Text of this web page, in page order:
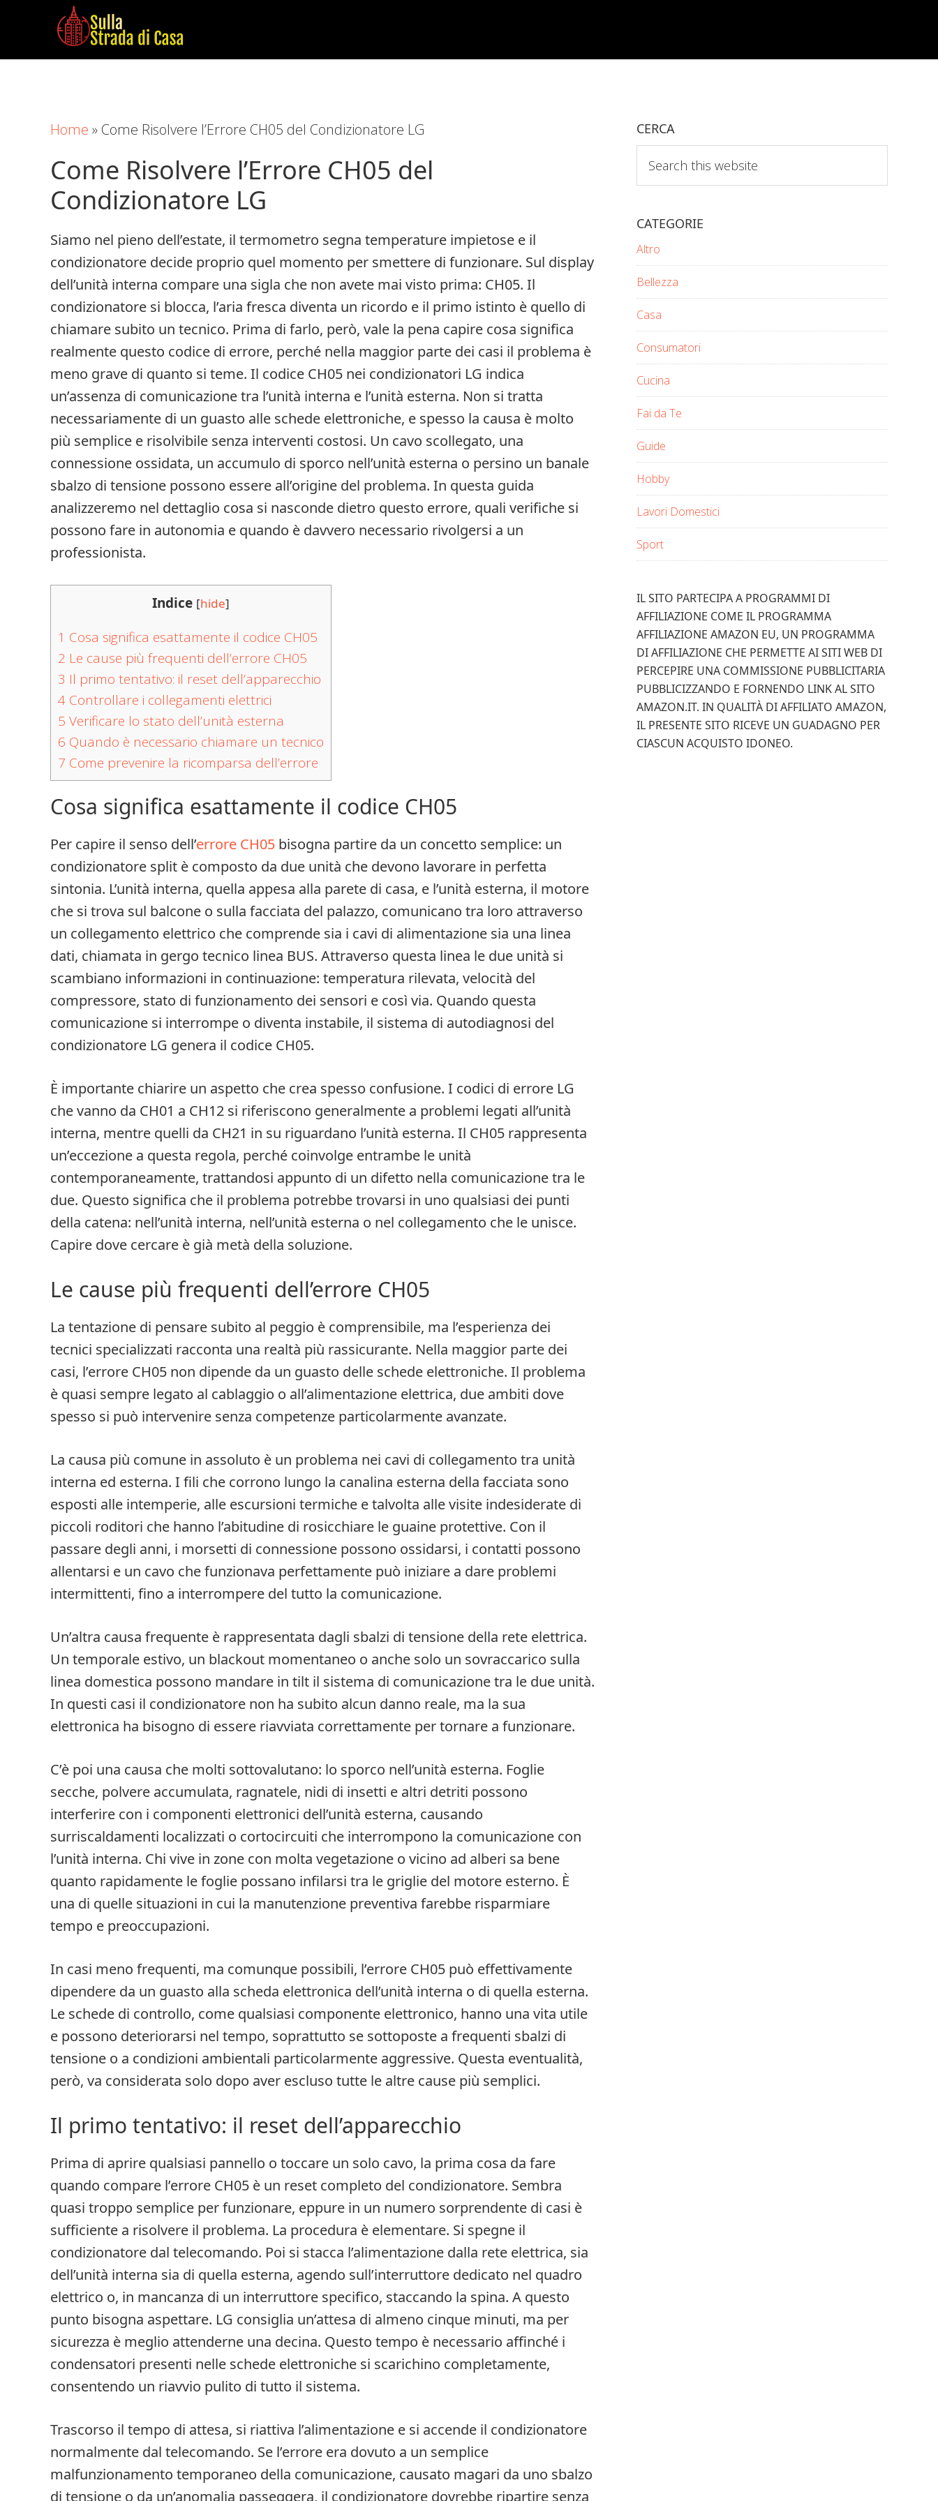
main
primary
footer
Sulla
in
Home » Come Risolvere l’Errore CH05 del Condizionatore LG
Come Risolvere l’Errore CH05 del
Condizionatore LG
Siamo nel pieno dell’estate, il termometro segna temperature impietose e il
condizionatore decide proprio quel momento per smettere di funzionare. Sul display
dell’unità interna compare una sigla che non avete mai visto prima: CH05. Il
condizionatore si blocca, l’aria fresca diventa un ricordo e il primo istinto è quello di
chiamare subito un tecnico. Prima di farlo, però, vale la pena capire cosa significa
realmente questo codice di errore, perché nella maggior parte dei casi il problema è
meno grave di quanto si teme. Il codice CH05 nei condizionatori LG indica
un’assenza di comunicazione tra l’unità interna e l’unità esterna. Non si tratta
necessariamente di un guasto alle schede elettroniche, e spesso la causa è molto
più semplice e risolvibile senza interventi costosi. Un cavo scollegato, una
connessione ossidata, un accumulo di sporco nell’unità esterna o persino un banale
sbalzo di tensione possono essere all’origine del problema. In questa guida
analizzeremo nel dettaglio cosa si nasconde dietro questo errore, quali verifiche si
possono fare in autonomia e quando è davvero necessario rivolgersi a un
professionista.
Indice [hide]
1 Cosa significa esattamente il codice CH05
2 Le cause più frequenti dell’errore CH05
3 Il primo tentativo: il reset dell’apparecchio
4 Controllare i collegamenti elettrici
5 Verificare lo stato dell’unità esterna
6 Quando è necessario chiamare un tecnico
7 Come prevenire la ricomparsa dell’errore
Cosa significa esattamente il codice CH05
Per capire il senso dell’errore CH05 bisogna partire da un concetto semplice: un
condizionatore split è composto da due unità che devono lavorare in perfetta
sintonia. L’unità interna, quella appesa alla parete di casa, e l’unità esterna, il motore
che si trova sul balcone o sulla facciata del palazzo, comunicano tra loro attraverso
un collegamento elettrico che comprende sia i cavi di alimentazione sia una linea
dati, chiamata in gergo tecnico linea BUS. Attraverso questa linea le due unità si
scambiano informazioni in continuazione: temperatura rilevata, velocità del
compressore, stato di funzionamento dei sensori e così via. Quando questa
comunicazione si interrompe o diventa instabile, il sistema di autodiagnosi del
condizionatore LG genera il codice CH05.
È importante chiarire un aspetto che crea spesso confusione. I codici di errore LG
che vanno da CH01 a CH12 si riferiscono generalmente a problemi legati all’unità
interna, mentre quelli da CH21 in su riguardano l’unità esterna. Il CH05 rappresenta
un’eccezione a questa regola, perché coinvolge entrambe le unità
contemporaneamente, trattandosi appunto di un difetto nella comunicazione tra le
due. Questo significa che il problema potrebbe trovarsi in uno qualsiasi dei punti
della catena: nell’unità interna, nell’unità esterna o nel collegamento che le unisce.
Capire dove cercare è già metà della soluzione.
Le cause più frequenti dell’errore CH05
La tentazione di pensare subito al peggio è comprensibile, ma l’esperienza dei
tecnici specializzati racconta una realtà più rassicurante. Nella maggior parte dei
casi, l’errore CH05 non dipende da un guasto delle schede elettroniche. Il problema
è quasi sempre legato al cablaggio o all’alimentazione elettrica, due ambiti dove
spesso si può intervenire senza competenze particolarmente avanzate.
La causa più comune in assoluto è un problema nei cavi di collegamento tra unità
interna ed esterna. I fili che corrono lungo la canalina esterna della facciata sono
esposti alle intemperie, alle escursioni termiche e talvolta alle visite indesiderate di
piccoli roditori che hanno l’abitudine di rosicchiare le guaine protettive. Con il
passare degli anni, i morsetti di connessione possono ossidarsi, i contatti possono
allentarsi e un cavo che funzionava perfettamente può iniziare a dare problemi
intermittenti, fino a interrompere del tutto la comunicazione.
Un’altra causa frequente è rappresentata dagli sbalzi di tensione della rete elettrica.
Un temporale estivo, un blackout momentaneo o anche solo un sovraccarico sulla
linea domestica possono mandare in tilt il sistema di comunicazione tra le due unità.
In questi casi il condizionatore non ha subito alcun danno reale, ma la sua
elettronica ha bisogno di essere riavviata correttamente per tornare a funzionare.
C’è poi una causa che molti sottovalutano: lo sporco nell’unità esterna. Foglie
secche, polvere accumulata, ragnatele, nidi di insetti e altri detriti possono
interferire con i componenti elettronici dell’unità esterna, causando
surriscaldamenti localizzati o cortocircuiti che interrompono la comunicazione con
l’unità interna. Chi vive in zone con molta vegetazione o vicino ad alberi sa bene
quanto rapidamente le foglie possano infilarsi tra le griglie del motore esterno. È
una di quelle situazioni in cui la manutenzione preventiva farebbe risparmiare
tempo e preoccupazioni.
In casi meno frequenti, ma comunque possibili, l’errore CH05 può effettivamente
dipendere da un guasto alla scheda elettronica dell’unità interna o di quella esterna.
Le schede di controllo, come qualsiasi componente elettronico, hanno una vita utile
e possono deteriorarsi nel tempo, soprattutto se sottoposte a frequenti sbalzi di
tensione o a condizioni ambientali particolarmente aggressive. Questa eventualità,
però, va considerata solo dopo aver escluso tutte le altre cause più semplici.
Il primo tentativo: il reset dell’apparecchio
Prima di aprire qualsiasi pannello o toccare un solo cavo, la prima cosa da fare
quando compare l’errore CH05 è un reset completo del condizionatore. Sembra
quasi troppo semplice per funzionare, eppure in un numero sorprendente di casi è
sufficiente a risolvere il problema. La procedura è elementare. Si spegne il
condizionatore dal telecomando. Poi si stacca l’alimentazione dalla rete elettrica, sia
dell’unità interna sia di quella esterna, agendo sull’interruttore dedicato nel quadro
elettrico o, in mancanza di un interruttore specifico, staccando la spina. A questo
punto bisogna aspettare. LG consiglia un’attesa di almeno cinque minuti, ma per
sicurezza è meglio attenderne una decina. Questo tempo è necessario affinché i
condensatori presenti nelle schede elettroniche si scarichino completamente,
consentendo un riavvio pulito di tutto il sistema.
Trascorso il tempo di attesa, si riattiva l’alimentazione e si accende il condizionatore
normalmente dal telecomando. Se l’errore era dovuto a un semplice
malfunzionamento temporaneo della comunicazione, causato magari da uno sbalzo
di tensione o da un’anomalia passeggera, il condizionatore dovrebbe ripartire senza
CERCA
this
website
CATEGORIE
Altro
Bellezza
Casa
Consumatori
Cucina
Fai da Te
Guide
Hobby
Lavori Domestici
Sport
IL SITO PARTECIPA A PROGRAMMI DI
AFFILIAZIONE COME IL PROGRAMMA
AFFILIAZIONE AMAZON EU, UN PROGRAMMA
DI AFFILIAZIONE CHE PERMETTE AI SITI WEB DI
PERCEPIRE UNA COMMISSIONE PUBBLICITARIA
PUBBLICIZZANDO E FORNENDO LINK AL SITO
AMAZON.IT. IN QUALITÀ DI AFFILIATO AMAZON,
IL PRESENTE SITO RICEVE UN GUADAGNO PER
CIASCUN ACQUISTO IDONEO.